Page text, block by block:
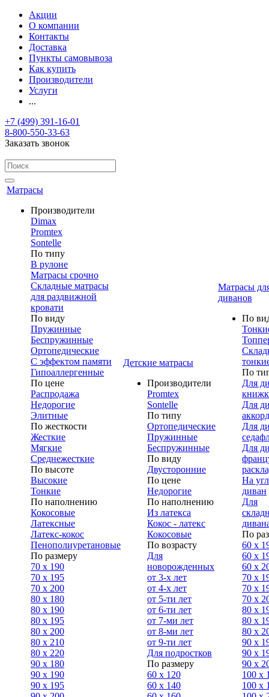
Акции
О компании
Контакты
Доставка
Пункты самовывоза
Как купить
Производители
Услуги
...
+7 (499) 391-16-01
8-800-550-33-63
Заказать звонок
Матрасы
Производители
Dimax
Promtex
Sontelle
По типу
В рулоне
Матрасы срочно
Складные матрасы
для раздвижной
кровати
По виду
Пружинные
Беспружинные
Ортопедические
С эффектом памяти
Гипоаллергенные
По цене
Распродажа
Недорогие
Элитные
По жесткости
Жесткие
Мягкие
Среднежесткие
По высоте
Высокие
Тонкие
По наполнению
Кокосовые
Латексные
Латекс-кокос
Пенополиуретановые
По размеру
70 х 190
70 х 195
70 х 200
80 х 180
80 х 190
80 х 195
80 х 200
80 x 210
80 x 220
90 x 180
90 х 190
90 х 195
Детские матрасы
Производители
Promtex
Sontelle
По типу
Ортопедические
Пружинные
Беспружинные
По виду
Двусторонние
По цене
Недорогие
По наполнению
Из латекса
Кокос - латекс
Кокосовые
По возрасту
Для
новорожденных
от 3-х лет
от 4-х лет
от 5-ти лет
от 6-ти лет
от 7-ми лет
от 8-ми лет
от 9-ти лет
Для подростков
По размеру
60 х 120
60 х 140
Матрасы
диванов
По
По
Для
Для
Для
Для
На
диван
Для
По
60 х
60 х
60 х
70 x
70 х
70 x
80 x
80 x
80 x
90 x
90 x
90 x
100 x
100 х